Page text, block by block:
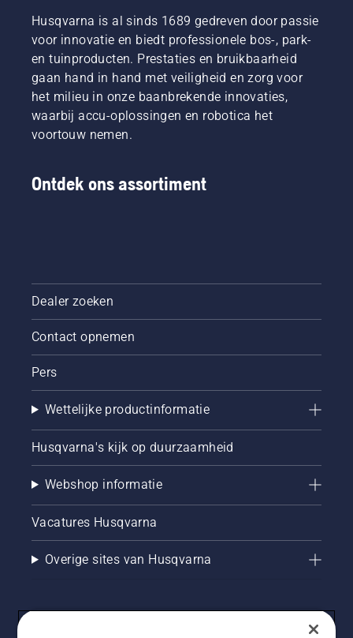
Husqvarna is al sinds 1689 gedreven door passie
voor innovatie en biedt professionele bos-, park-
en tuinproducten. Prestaties en bruikbaarheid
gaan hand in hand met veiligheid en zorg voor
het milieu in onze baanbrekende innovaties,
waarbij accu-oplossingen en robotica het
voortouw nemen.
Ontdek ons assortiment
Dealer zoeken
Contact opnemen
Pers
Wettelijke productinformatie
Husqvarna's kijk op duurzaamheid
Webshop informatie
Vacatures Husqvarna
Overige sites van Husqvarna